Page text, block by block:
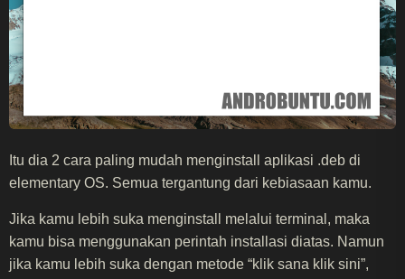
Itu dia 2 cara paling mudah menginstall aplikasi .deb di
elementary OS. Semua tergantung dari kebiasaan kamu.
Jika kamu lebih suka menginstall melalui terminal, maka
kamu bisa menggunakan perintah installasi diatas. Namun
jika kamu lebih suka dengan metode “klik sana klik sini”,